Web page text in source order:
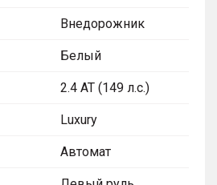
Внедорожник
Белый
2.4 AT (149 л.с.)
Luxury
Автомат